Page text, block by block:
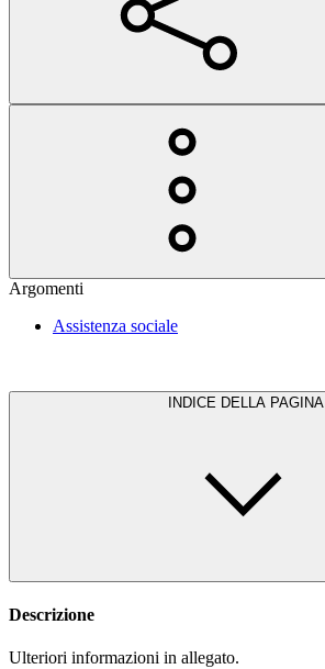
Argomenti
Assistenza sociale
INDICE DELLA PAGINA
Descrizione
Ulteriori informazioni in allegato.